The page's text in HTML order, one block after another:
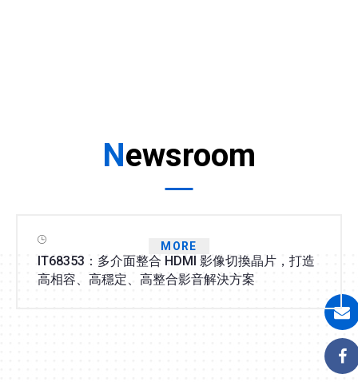
Newsroom
MORE
IT68353：多介面整合 HDMI 影像切換晶片，打造
高相容、高穩定、高整合影音解決方案